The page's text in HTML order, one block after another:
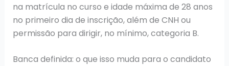
na matrícula no curso e idade máxima de 28 anos
no primeiro dia de inscrição, além de CNH ou
permissão para dirigir, no mínimo, categoria B.
Banca definida: o que isso muda para o candidato